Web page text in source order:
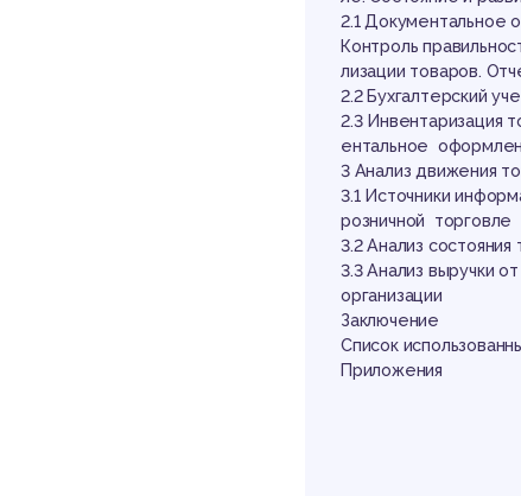
2.1 Документальное
Контроль
лизации товаров.
2.2 Бухгалтерский
2.3 Инвентаризация
ентальное
3 Анализ движения
3.1 Источники
розничной торговле
3.2 Анализ
3.3 Анализ выручки
организации
Заключение
Список
Приложения